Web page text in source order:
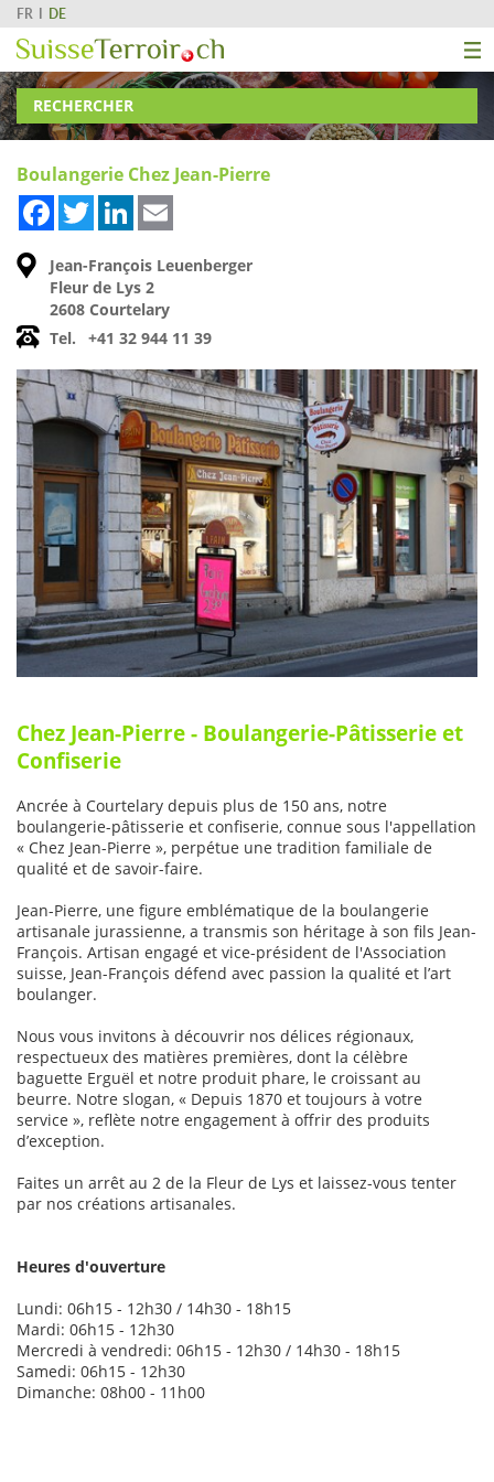
FR DE
RECHERCHER
Boulangerie Chez Jean-Pierre
FacebookTwitterLinkedIn
Jean-François Leuenberger
Fleur de Lys 2
2608 Courtelary
Tel.
+41 32 944 11 39
Chez Jean-Pierre - Boulangerie-Pâtisserie et
Confiserie
Ancrée à Courtelary depuis plus de 150 ans, notre
boulangerie-pâtisserie et confiserie, connue sous l'appellation
« Chez Jean-Pierre », perpétue une tradition familiale de
qualité et de savoir-faire.
Jean-Pierre, une figure emblématique de la boulangerie
artisanale jurassienne, a transmis son héritage à son fils Jean-
François. Artisan engagé et vice-président de l'Association
suisse, Jean-François défend avec passion la qualité et l’art
boulanger.
Nous vous invitons à découvrir nos délices régionaux,
respectueux des matières premières, dont la célèbre
baguette Erguël et notre produit phare, le croissant au
beurre. Notre slogan, « Depuis 1870 et toujours à votre
service », reflète notre engagement à offrir des produits
d’exception.
Faites un arrêt au 2 de la Fleur de Lys et laissez-vous tenter
par nos créations artisanales.
Heures d'ouverture
Lundi: 06h15 - 12h30 / 14h30 - 18h15
Mardi: 06h15 - 12h30
Mercredi à vendredi: 06h15 - 12h30 / 14h30 - 18h15
Samedi: 06h15 - 12h30
Dimanche: 08h00 - 11h00